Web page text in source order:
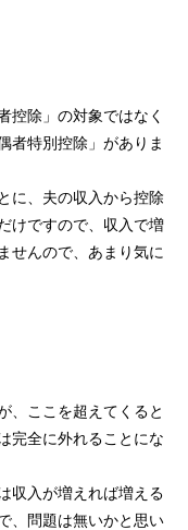
控除」の対象ではなく
者特別控除」がありま
に、夫の収入から控除
けですので、収入で増
せんので、あまり気に
、ここを超えてくると
完全に外れることにな
収入が増えれば増える
、問題は無いかと思い